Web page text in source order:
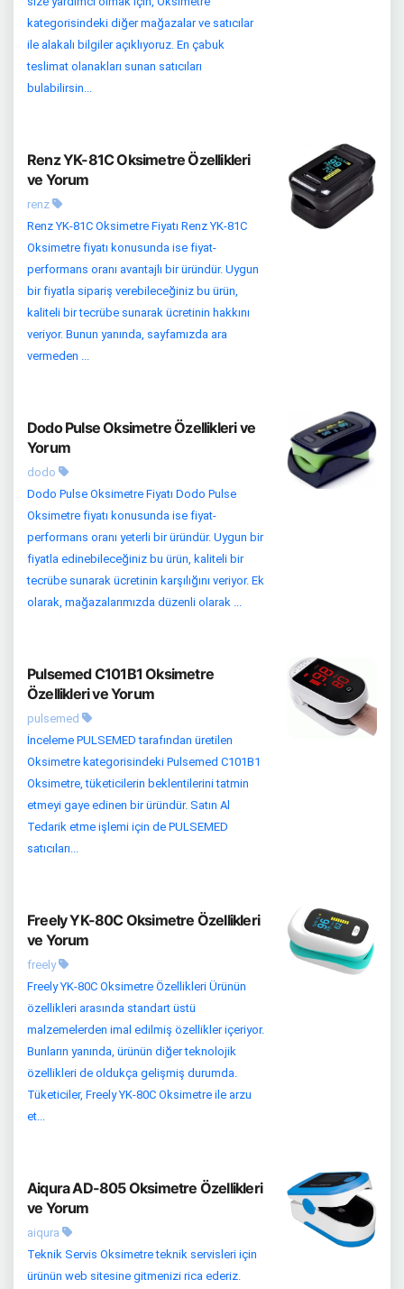
kategorisindeki diğer mağazalar ve satıcılar
ile alakalı bilgiler açıklıyoruz. En çabuk
teslimat olanakları sunan satıcıları
bulabilirsin...
Renz YK-81C Oksimetre Özellikleri
ve Yorum
renz
Renz YK-81C Oksimetre Fiyatı Renz YK-81C
Oksimetre fiyatı konusunda ise fiyat-
performans oranı avantajlı bir üründür. Uygun
bir fiyatla sipariş verebileceğiniz bu ürün,
kaliteli bir tecrübe sunarak ücretinin hakkını
veriyor. Bunun yanında, sayfamızda ara
vermeden ...
Dodo Pulse Oksimetre Özellikleri ve
Yorum
dodo
Dodo Pulse Oksimetre Fiyatı Dodo Pulse
Oksimetre fiyatı konusunda ise fiyat-
performans oranı yeterli bir üründür. Uygun bir
fiyatla edinebileceğiniz bu ürün, kaliteli bir
tecrübe sunarak ücretinin karşılığını veriyor. Ek
olarak, mağazalarımızda düzenli olarak ...
Pulsemed C101B1 Oksimetre
Özellikleri ve Yorum
pulsemed
İnceleme PULSEMED tarafından üretilen
Oksimetre kategorisindeki Pulsemed C101B1
Oksimetre, tüketicilerin beklentilerini tatmin
etmeyi gaye edinen bir üründür. Satın Al
Tedarik etme işlemi için de PULSEMED
satıcıları...
Freely YK-80C Oksimetre Özellikleri
ve Yorum
freely
Freely YK-80C Oksimetre Özellikleri Ürünün
özellikleri arasında standart üstü
malzemelerden imal edilmiş özellikler içeriyor.
Bunların yanında, ürünün diğer teknolojik
özellikleri de oldukça gelişmiş durumda.
Tüketiciler, Freely YK-80C Oksimetre ile arzu
et...
Aiqura AD-805 Oksimetre Özellikleri
ve Yorum
aiqura
Teknik Servis Oksimetre teknik servisleri için
ürünün web sitesine gitmenizi rica ederiz.